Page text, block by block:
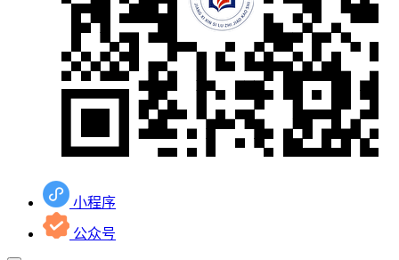
小程序
公众号